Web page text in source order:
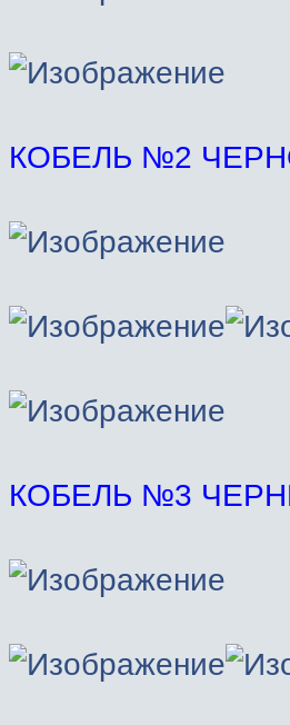
КОБЕЛЬ №2
КОБЕЛЬ №3